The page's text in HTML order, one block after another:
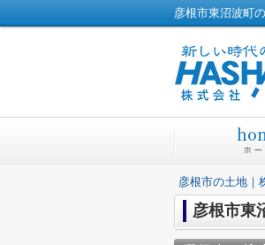
彦根市の土地｜
彦根市東